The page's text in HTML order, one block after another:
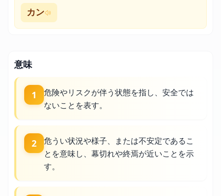
カン
意味
1
危険やリスクが伴う状態を指し、安全では
ないことを表す。
2
危うい状況や様子、または不安定であるこ
とを意味し、幕切れや終焉が近いことを示
す。